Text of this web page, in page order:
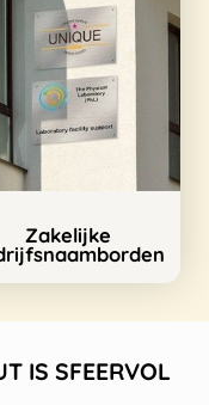
Zakelijke
IS SFEERVOL